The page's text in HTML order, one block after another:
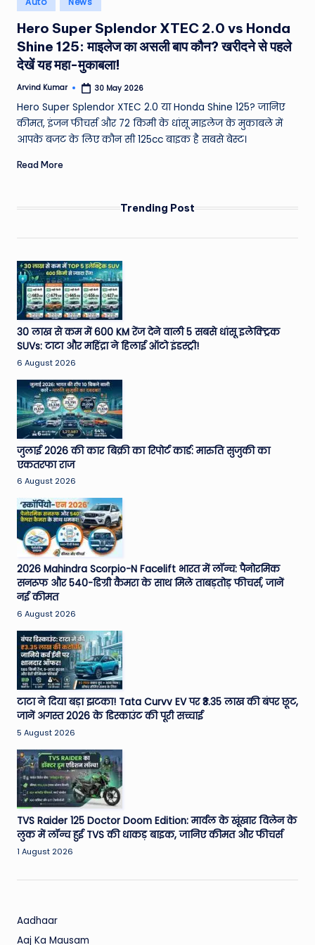
e
a
t
h
er
,
T
e
h
&
M
o
vi
e
N
e
w
s
A
ro
u
n
d
T
h
e
W
o
rl
d
in
Hero Super Splendor XTEC 2.0 vs Honda
Shine 125: माइलेज का असली बाप कौन? खरीदने से पहले
देखें यह महा-मुकाबला!
Posted
Arvind Kumar 30 May 2026
Hero Super Splendor XTEC 2.0 या Honda Shine 125? जानिए
कीमत, इंजन फीचर्स और 72 किमी के धांसू माइलेज के मुकाबले में
आपके बजट के लिए कौन सी 125cc बाइक है सबसे बेस्ट।
Read More
Trending Post
30 लाख से कम में 600 KM रेंज देने वाली 5 सबसे धांसू इलेक्ट्रिक
SUVs: टाटा और महिंद्रा ने हिलाई ऑटो इंडस्ट्री!
6 August 2026
जुलाई 2026 की कार बिक्री का रिपोर्ट कार्ड: मारुति सुजुकी का
एकतरफा राज
6 August 2026
2026 Mahindra Scorpio-N Facelift भारत में लॉन्च: पैनोरमिक
सनरूफ और 540-डिग्री कैमरा के साथ मिले ताबड़तोड़ फीचर्स, जानें
नई कीमत
6 August 2026
टाटा ने दिया बड़ा झटका! Tata Curvv EV पर ₹3.35 लाख की बंपर छूट,
जानें अगस्त 2026 के डिस्काउंट की पूरी सच्चाई
5 August 2026
TVS Raider 125 Doctor Doom Edition: मार्वल के खूंखार विलेन के
लुक में लॉन्च हुई TVS की धाकड़ बाइक, जानिए कीमत और फीचर्स
1 August 2026
Aadhaar
Aaj Ka Mausam